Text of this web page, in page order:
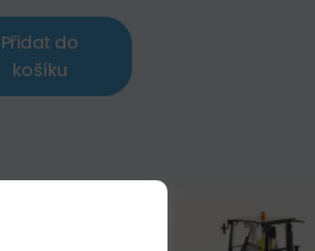
Přidat do
košíku